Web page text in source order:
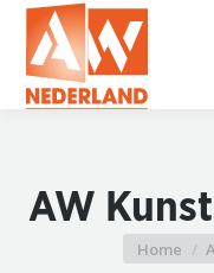
AW
Je bent
Home